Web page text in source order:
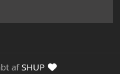
afSHUP